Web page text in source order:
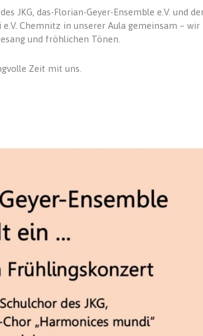
JKG, das-Florian-Geyer-Ensemble e.V. und
Chemnitz in unserer Aula gemeinsam – wir
und fröhlichen Tönen.
Zeit mit uns.